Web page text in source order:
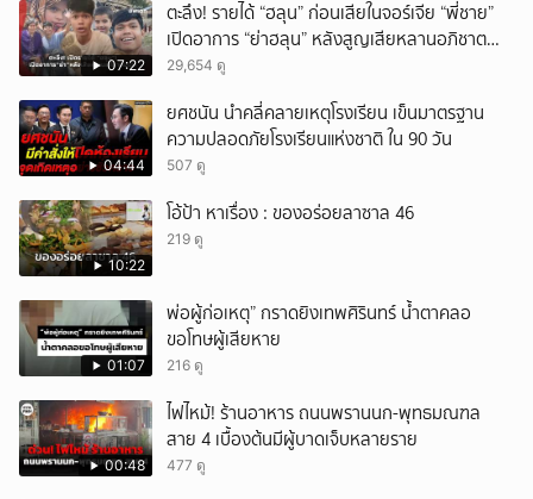
07:22
ตะลึง! รายได้ “ฮลุน” ก่อนเสียในจอร์เจีย “พี่ชาย”
เปิดอาการ “ย่าฮลุน” หลังสูญเสียหลานอภิชาต
บุตร!
29,654 ดู
04:44
ยศชนัน นำคลี่คลายเหตุโรงเรียน เข็นมาตรฐาน
ความปลอดภัยโรงเรียนแห่งชาติ ใน 90 วัน
507 ดู
10:22
โอ้ป้า หาเรื่อง : ของอร่อยลาซาล 46
219 ดู
01:07
พ่อผู้ก่อเหตุ” กราดยิงเทพศิรินทร์ น้ำตาคลอ
ขอโทษผู้เสียหาย
216 ดู
00:48
ไฟไหม้! ร้านอาหาร ถนนพรานนก-พุทธมณฑล
สาย 4 เบื้องต้นมีผู้บาดเจ็บหลายราย
477 ดู